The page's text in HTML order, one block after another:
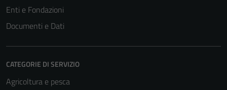
Enti e Fondazioni
Documenti e Dati
CATEGORIE DI SERVIZIO
Agricoltura e pesca